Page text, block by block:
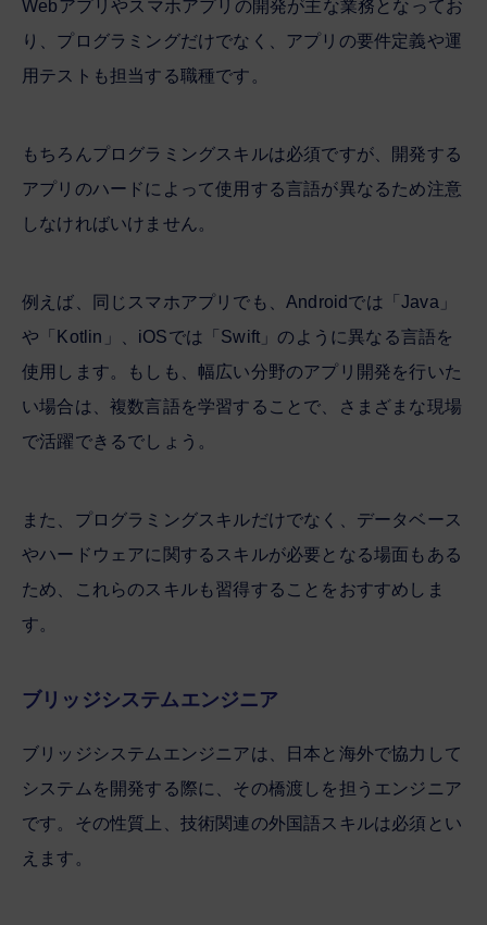
Webアプリやスマホアプリの開発が主な業務となってお
り、プログラミングだけでなく、アプリの要件定義や運
用テストも担当する職種です。
もちろんプログラミングスキルは必須ですが、開発する
アプリのハードによって使用する言語が異なるため注意
しなければいけません。
例えば、同じスマホアプリでも、Androidでは「Java」
や「Kotlin」、iOSでは「Swift」のように異なる言語を
使用します。もしも、幅広い分野のアプリ開発を行いた
い場合は、複数言語を学習することで、さまざまな現場
で活躍できるでしょう。
また、プログラミングスキルだけでなく、データベース
やハードウェアに関するスキルが必要となる場面もある
ため、これらのスキルも習得することをおすすめしま
す。
ブリッジシステムエンジニア
ブリッジシステムエンジニアは、日本と海外で協力して
システムを開発する際に、その橋渡しを担うエンジニア
です。その性質上、技術関連の外国語スキルは必須とい
えます。